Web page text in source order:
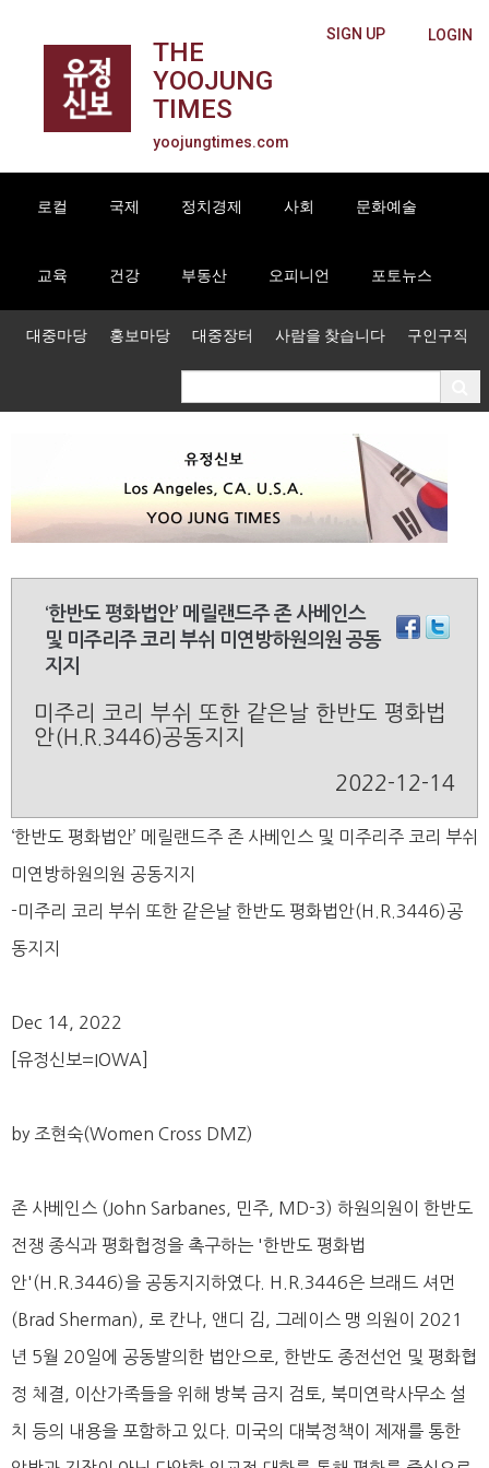
LOGIN
SIGN UP
THE
YOOJUNG
TIMES
yoojungtimes.com
로컬 국제 정치경제 사회 문화예술
교육 건강 부동산 오피니언 포토뉴스
대중마당 홍보마당 대중장터 사람을 찾습니다 구인구직
‘한반도 평화법안’ 메릴랜드주 존 사베인스
및 미주리주 코리 부쉬 미연방하원의원 공동
지지
미주리 코리 부쉬 또한 같은날 한반도 평화법
안(H.R.3446)공동지지
2022-12-14
‘한반도 평화법안’ 메릴랜드주 존 사베인스 및 미주리주 코리 부쉬
미연방하원의원 공동지지
-미주리 코리 부쉬 또한 같은날 한반도 평화법안(H.R.3446)공
동지지
Dec 14, 2022
[유정신보=IOWA]
by 조현숙(Women Cross DMZ)
존 사베인스 (John Sarbanes, 민주, MD-3) 하원의원이 한반도
전쟁 종식과 평화협정을 촉구하는 '한반도 평화법
안'(H.R.3446)을 공동지지하였다. H.R.3446은 브래드 셔먼
(Brad Sherman), 로 칸나, 앤디 김, 그레이스 맹 의원이 2021
년 5월 20일에 공동발의한 법안으로, 한반도 종전선언 및 평화협
정 체결, 이산가족들을 위해 방북 금지 검토, 북미연락사무소 설
치 등의 내용을 포함하고 있다. 미국의 대북정책이 제재를 통한